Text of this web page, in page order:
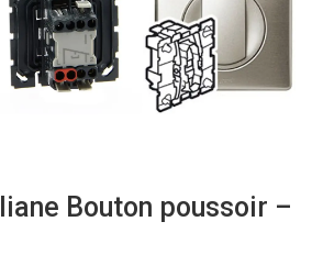
Bouton poussoir –